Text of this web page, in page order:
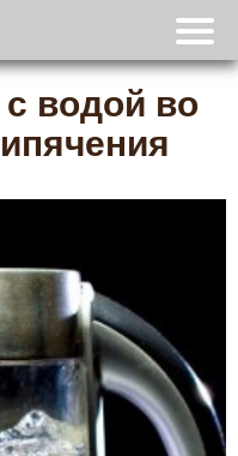
водой во